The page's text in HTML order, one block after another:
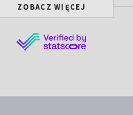
ZOBACZ WIĘCEJ